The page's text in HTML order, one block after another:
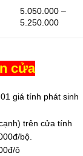
5.050.000 –
5.250.000
cửa
giá tính phát sinh
trên cửa tính
bộ.
ô